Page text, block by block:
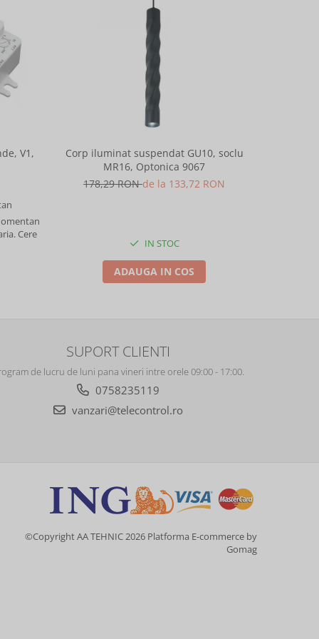
V1,
Cere
Corp iluminat suspendat GU10, soclu
MR16, Optonica 9067
178,29 RONde la 133,72 RON
IN STOC
ADAUGA IN COS
SUPORT CLIENTI
de lucru de luni pana vineri intre orele 09:00 - 17:00.
0758235119
vanzari@telecontrol.ro
©Copyright AA TEHNIC 2026 Platforma E-commerce by
Gomag